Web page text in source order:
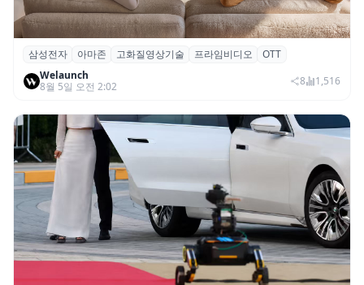
삼성전자·아마존, 프라임 비디오에 ‘HDR10+
어드밴스드’ 적용
삼성전자 아마존 고화질영상기술 프라임비디오
OTT
Welaunch
8월 5일 오전 2:02
8 1,516